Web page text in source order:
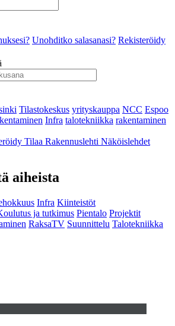
Unohditko salasanasi? Rekisteröidy
Tilastokeskus yrityskauppa NCC Espoo
Infra talotekniikka rakentaminen
Tilaa Rakennuslehti Näköislehdet
aiheista
Infra Kiinteistöt
ja tutkimus Pientalo Projektit
RaksaTV Suunnittelu Talotekniikka